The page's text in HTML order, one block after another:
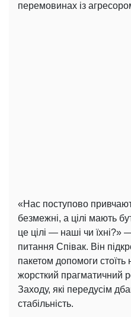
перемовинах із
«Нас поступово
безмежні, а цілі мають
це цілі — наші чи їхні?»
питання Співак. Він
пакетом допомоги стоїть
жорсткий прагматичний
Заходу, які передусім
стабільність.